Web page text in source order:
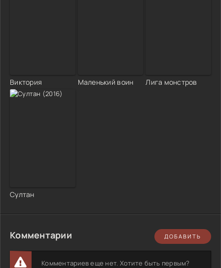
Виктория Маленький воин Лига монстров
Султан
Комментарии ДОБАВИТЬ
Комментариев еще нет. Хотите быть первым?